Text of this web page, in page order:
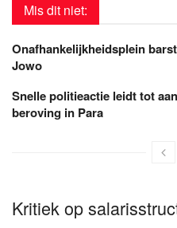
Mis dit niet:
Onafhankelijkheidsplein
Jowo
Snelle politieactie leidt tot
beroving in Para
Kritiek op